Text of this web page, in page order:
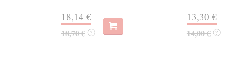
18,14 €
18,70 € ?
13,30 €
14,00 € ?